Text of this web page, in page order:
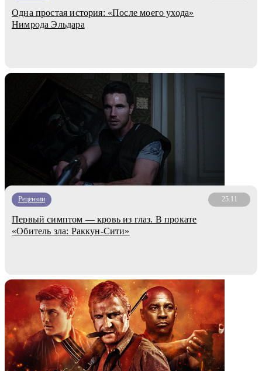
Одна простая история: «После моего ухода»
Нимрода Эльдара
Рецензии 25.11
Первый симптом — кровь из глаз. В прокате
«Обитель зла: Раккун-Сити»